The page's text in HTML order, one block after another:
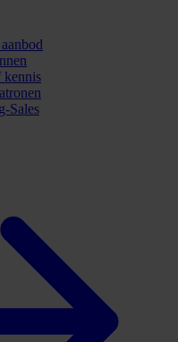
kennis
Sales